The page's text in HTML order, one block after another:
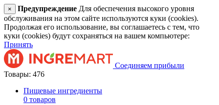
× Предупреждение Для обеспечения высокого уровня
обслуживания на этом сайте используются куки (cookies).
Продолжая его использование, вы соглашаетесь с тем, что
куки (cookies) будут сохраняться на вашем компьютере:
Принять
Соединяем прибыли
Товары: 476
Пищевые ингредиенты
0 товаров